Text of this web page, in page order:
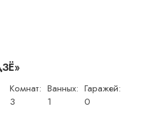
Комнат:
3
Ванных:
1
Гаражей:
0